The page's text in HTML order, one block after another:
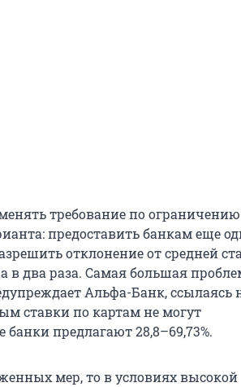
требование по
предоставить банкам еще
отклонение от средней
в два раза. Самая большая
Альфа-Банк, ссылаясь
ставки по картам не могут
предлагают 28,8–69,73%.
мер, то в условиях высокой